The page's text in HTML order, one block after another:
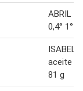
ABRIL
0,4° 1° 1
ISABEL
aceite
81 g